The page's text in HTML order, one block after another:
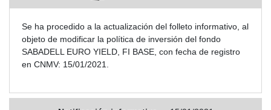
Se ha procedido a la actualización del folleto informativo, al
objeto de modificar la política de inversión del fondo
SABADELL EURO YIELD, FI BASE, con fecha de registro
en CNMV: 15/01/2021.